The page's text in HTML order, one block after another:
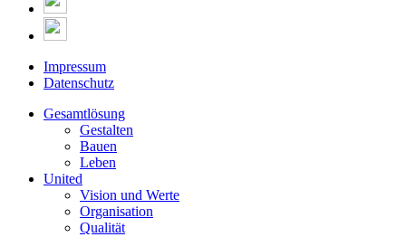
Impressum
Datenschutz
Gesamtlösung
Gestalten
Bauen
Leben
United
Vision und Werte
Organisation
Qualität